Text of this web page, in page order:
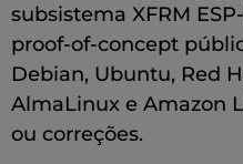
subsistema XFRM
proof-of-concept
Debian, Ubuntu, Red
AlmaLinux e Amazon
ou correções.